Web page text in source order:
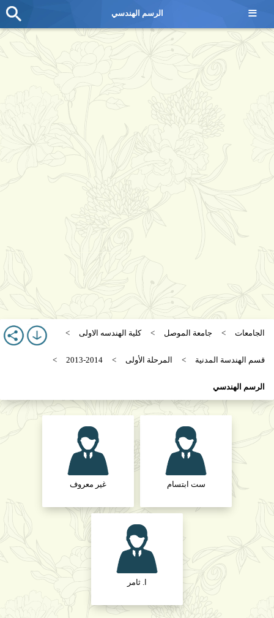
الجامعات جامعة الموصل كلية الهندسه الاولى
قسم الهندسة المدنية المرحلة الأولى 2013-2014
الرسم الهندسي
ست ابتسام غير معروف
ا. ثامر
≡ الرسم الهندسي